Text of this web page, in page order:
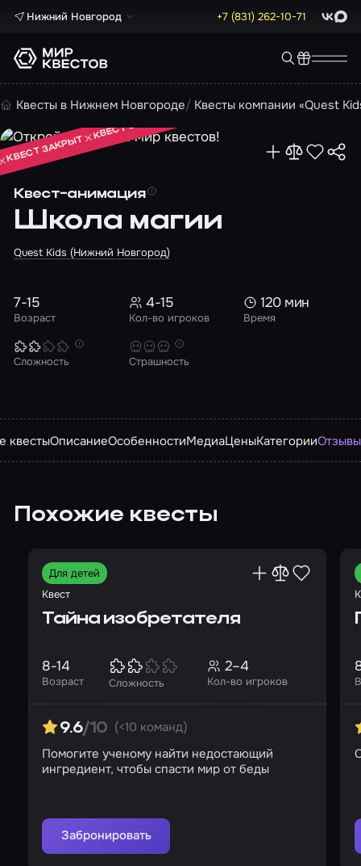
Нижний Новгород +7 (831) 262-10-71 Max
Квесты в Нижнем Новгороде Квесты компании «Quest
Квест-анимация
Школа магии
Quest Kids (Нижний Новгород)
КВЕСТ ЗАКРЫТ
КВЕСТ ЗАКРЫТ
КВЕСТ ЗАКРЫТ
Возраст
7-15
Кол-во игроков
4-15
Время
120 мин
Сложность Страшность
квестыОписаниеОсобенностиМедиаЦеныКатегорииОтзывы
Похожие квесты
Для детей
Квест
Тайна изобретателя
Возраст
8-14
Сложность Кол-во игроков
2–4
9.6/10 (<10 команд)
Помогите ученому найти недостающий
ингредиент, чтобы спасти мир от беды
Забронировать